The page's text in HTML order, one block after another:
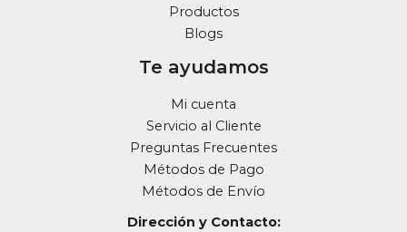
Productos
Blogs
Te ayudamos
Mi cuenta
Servicio al Cliente
Preguntas Frecuentes
Métodos de Pago
Métodos de Envío
Dirección y Contacto: